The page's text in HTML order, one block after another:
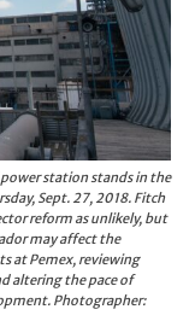
power station stands in the
Sept. 27, 2018. Fitch
reform as unlikely, but
may affect the
at Pemex, reviewing
altering the pace of
Photographer: